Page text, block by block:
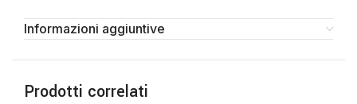
Informazioni aggiuntive
Prodotti correlati